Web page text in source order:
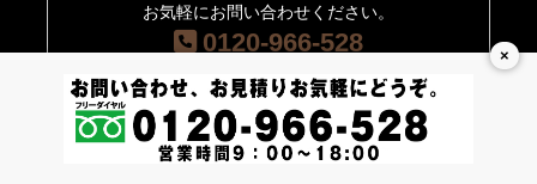
×
お気軽にお問い合わせください。
0120-966-528
メールでのお問い合わせ